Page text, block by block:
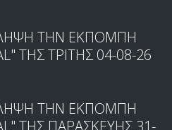
ΤΗΝ ΕΚΠΟΜΠΗ
ΤΗΣ ΤΡΙΤΗΣ 04-08-26
ΤΗΝ ΕΚΠΟΜΠΗ
ΤΗΣ ΠΑΡΑΣΚΕΥΗΣ 31-